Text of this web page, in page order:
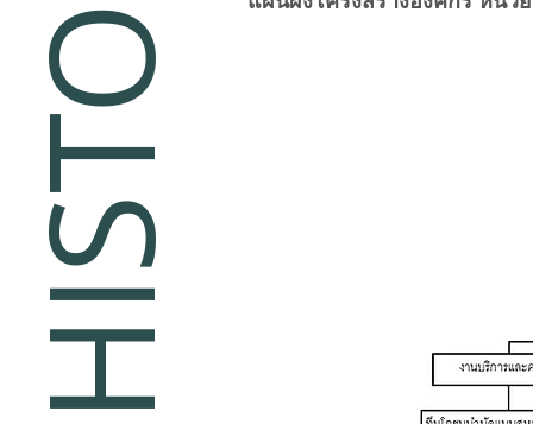
HISTORY